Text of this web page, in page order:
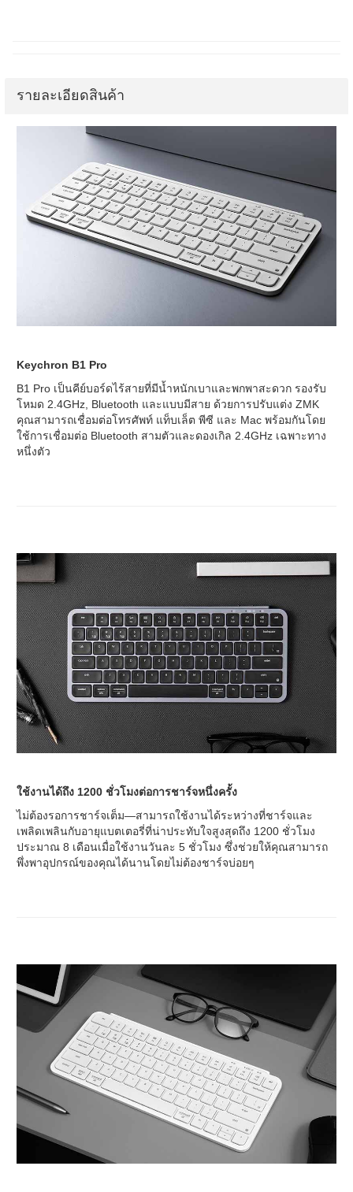
รายละเอียดสินค้า
Keychron B1 Pro
B1 Pro เป็นคีย์บอร์ดไร้สายที่มีน้ำหนักเบาและพกพาสะดวก รองรับ
โหมด 2.4GHz, Bluetooth และแบบมีสาย ด้วยการปรับแต่ง ZMK
คุณสามารถเชื่อมต่อโทรศัพท์ แท็บเล็ต พีซี และ Mac พร้อมกันโดย
ใช้การเชื่อมต่อ Bluetooth สามตัวและดองเกิล 2.4GHz เฉพาะทาง
หนึ่งตัว
ใช้งานได้ถึง 1200 ชั่วโมงต่อการชาร์จหนึ่งครั้ง
ไม่ต้องรอการชาร์จเต็ม—สามารถใช้งานได้ระหว่างที่ชาร์จและ
เพลิดเพลินกับอายุแบตเตอรี่ที่น่าประทับใจสูงสุดถึง 1200 ชั่วโมง
ประมาณ 8 เดือนเมื่อใช้งานวันละ 5 ชั่วโมง ซึ่งช่วยให้คุณสามารถ
พึ่งพาอุปกรณ์ของคุณได้นานโดยไม่ต้องชาร์จบ่อยๆ